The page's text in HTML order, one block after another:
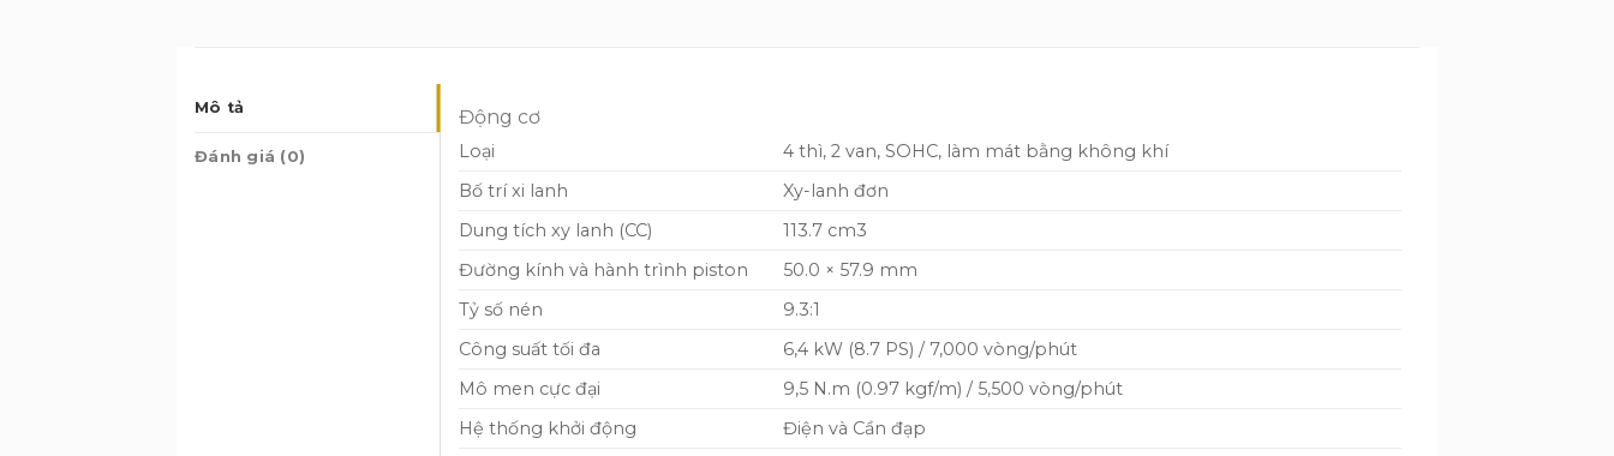
Mô tả
Đánh giá (0)
Động cơ
Loại
4 thì, 2 van, SOHC, làm mát bằng không khí
Bố trí xi lanh
Xy-lanh đơn
Dung tích xy lanh (CC)
113.7 cm3
Đường kính và hành trình piston
50.0 × 57.9 mm
Tỷ số nén
9.3:1
Công suất tối đa
6,4 kW (8.7 PS) / 7,000 vòng/phút
Mô men cực đại
9,5 N.m (0.97 kgf/m) / 5,500 vòng/phút
Hệ thống khởi động
Điện và Cần đạp